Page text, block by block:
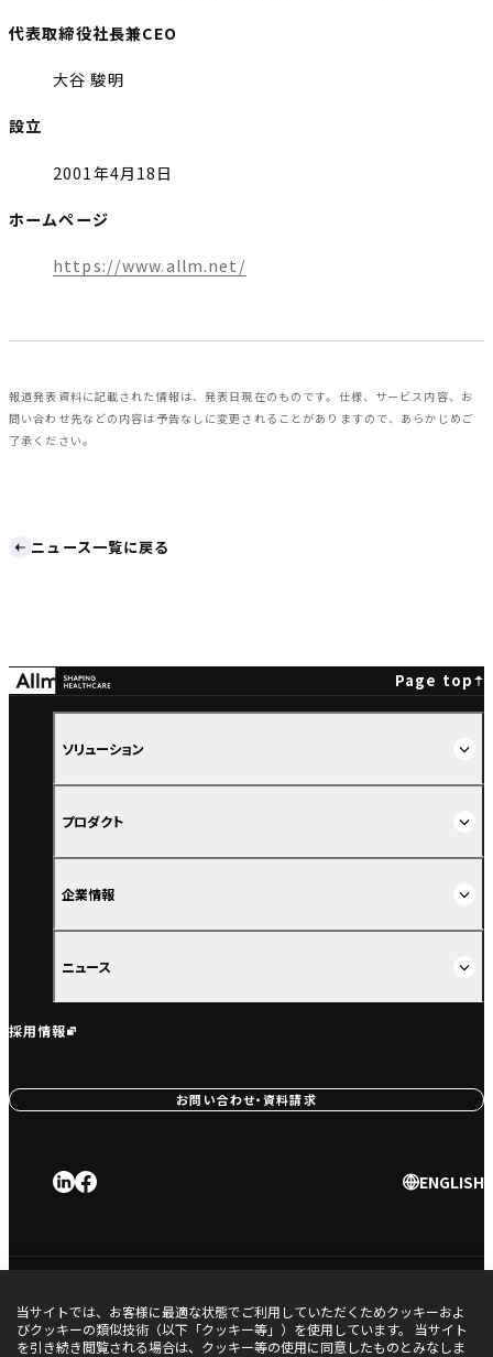
代表取締役社長兼CEO
大谷 駿明
設立
2001年4月18日
ホームページ
https://www.allm.net/
報道発表資料に記載された情報は、発表日現在のものです。仕様、サービス内容、お
問い合わせ先などの内容は予告なしに変更されることがありますので、あらかじめご
了承ください。
ニュース一覧に戻る
Page top
ソリューション
プロダクト
企業情報
ニュース
採用情報
お問い合わせ・資料請求
ENGLISH
プライバシーポリシー
品質方針
当サイトでは、お客様に最適な状態でご利用していただくためクッキーおよ
びクッキーの類似技術（以下「クッキー等」）を使用しています。 当サイト
を引き続き閲覧される場合は、クッキー等の使用に同意したものとみなしま